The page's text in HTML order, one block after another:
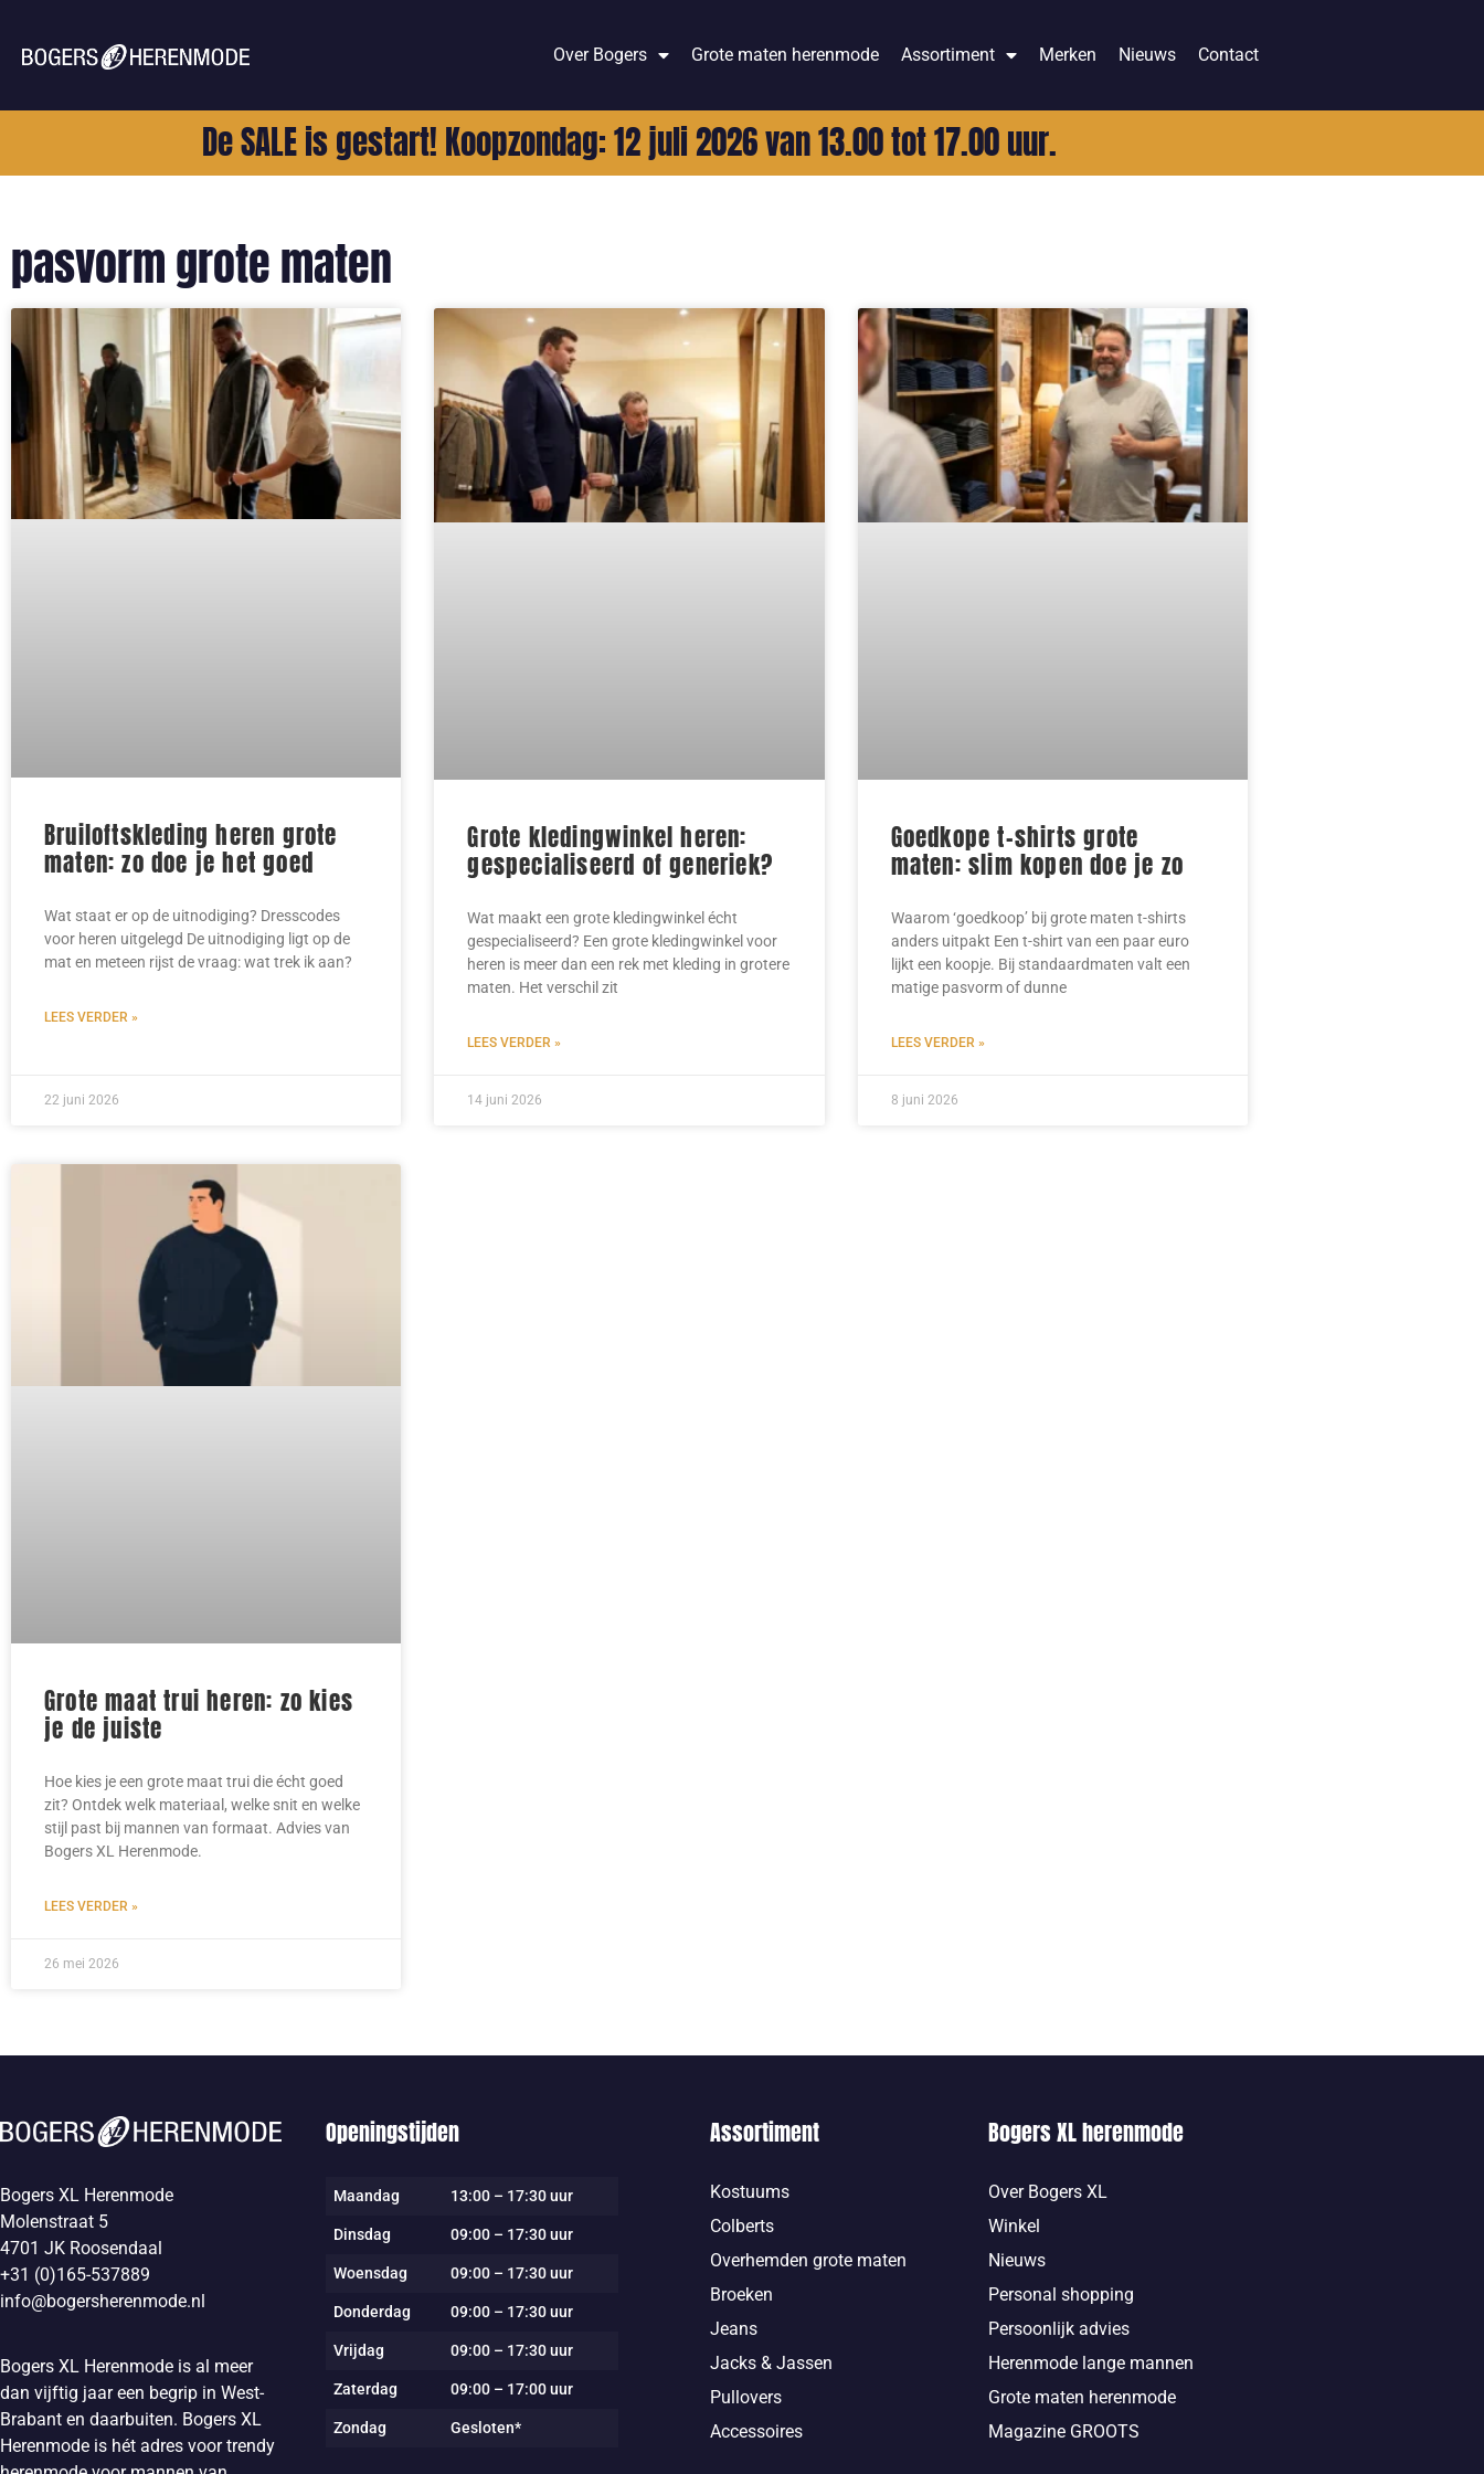
Over Bogers Grote maten herenmode Assortiment Merken Nieuws Contact
De SALE is gestart! Koopzondag: 12 juli 2026 van 13.00 tot 17.00 uur.
pasvorm grote maten
Bruiloftskleding heren grote
maten: zo doe je het goed
Wat staat er op de uitnodiging? Dresscodes
voor heren uitgelegd De uitnodiging ligt op de
mat en meteen rijst de vraag: wat trek ik aan?
LEES VERDER »
22 juni 2026
Grote kledingwinkel heren:
gespecialiseerd of generiek?
Wat maakt een grote kledingwinkel écht
gespecialiseerd? Een grote kledingwinkel voor
heren is meer dan een rek met kleding in grotere
maten. Het verschil zit
LEES VERDER »
14 juni 2026
Goedkope t-shirts grote
maten: slim kopen doe je zo
Waarom ‘goedkoop’ bij grote maten t-shirts
anders uitpakt Een t-shirt van een paar euro
lijkt een koopje. Bij standaardmaten valt een
matige pasvorm of dunne
LEES VERDER »
8 juni 2026
Grote maat trui heren: zo kies
je de juiste
Hoe kies je een grote maat trui die écht goed
zit? Ontdek welk materiaal, welke snit en welke
stijl past bij mannen van formaat. Advies van
Bogers XL Herenmode.
LEES VERDER »
26 mei 2026
Bogers XL Herenmode
Molenstraat 5
4701 JK Roosendaal
+31 (0)165-537889
info@bogersherenmode.nl
Bogers XL Herenmode is al meer
dan vijftig jaar een begrip in West-
Brabant en daarbuiten. Bogers XL
Herenmode is hét adres voor trendy
Openingstijden
Maandag 13:00 – 17:30 uur
Dinsdag 09:00 – 17:30 uur
Woensdag 09:00 – 17:30 uur
Donderdag 09:00 – 17:30 uur
Vrijdag 09:00 – 17:30 uur
Zaterdag 09:00 – 17:00 uur
Zondag Gesloten*
Assortiment
Kostuums
Colberts
Overhemden grote maten
Broeken
Jeans
Jacks & Jassen
Pullovers
Accessoires
Bogers XL herenmode
Over Bogers XL
Winkel
Nieuws
Personal shopping
Persoonlijk advies
Herenmode lange mannen
Grote maten herenmode
Magazine GROOTS